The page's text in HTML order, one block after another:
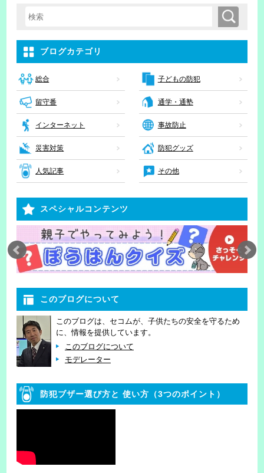
検索キーワード入力 検索
ブログカテゴリ
総合 子どもの防犯
留守番 通学・通塾
インターネット 事故防止
災害対策 防犯グッズ
人気記事 その他
スペシャルコンテンツ
このブログについて
このブログは、セコムが、子供たちの安全を守るため
に、情報を提供しています。
このブログについて
モデレーター
防犯ブザー選び方と 使い方（3つのポイント）